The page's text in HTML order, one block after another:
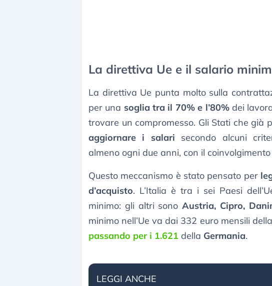
La direttiva Ue e il salario
La direttiva Ue punta molto sulla
per una soglia tra il 70% e l’80%dei
trovare un compromesso. Gli Stati che già
aggiornare i salari secondo alcuni
almeno ogni due anni, con il
Questo meccanismo è stato pensato per
d’acquisto. L’Italia è tra i sei Paesi
minimo: gli altri sonoAustria, Cipro,
minimo nell’Ue va dai 332 euro mensili della
passando per i 1.621 della Germania.
LEGGI ANCHE